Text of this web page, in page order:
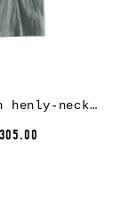
Ziggy Chen henly-neck T-shirt – Green